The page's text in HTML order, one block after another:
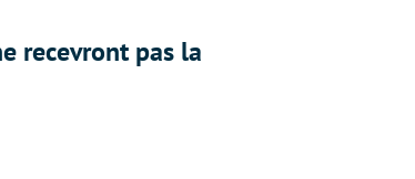
recevront pas la